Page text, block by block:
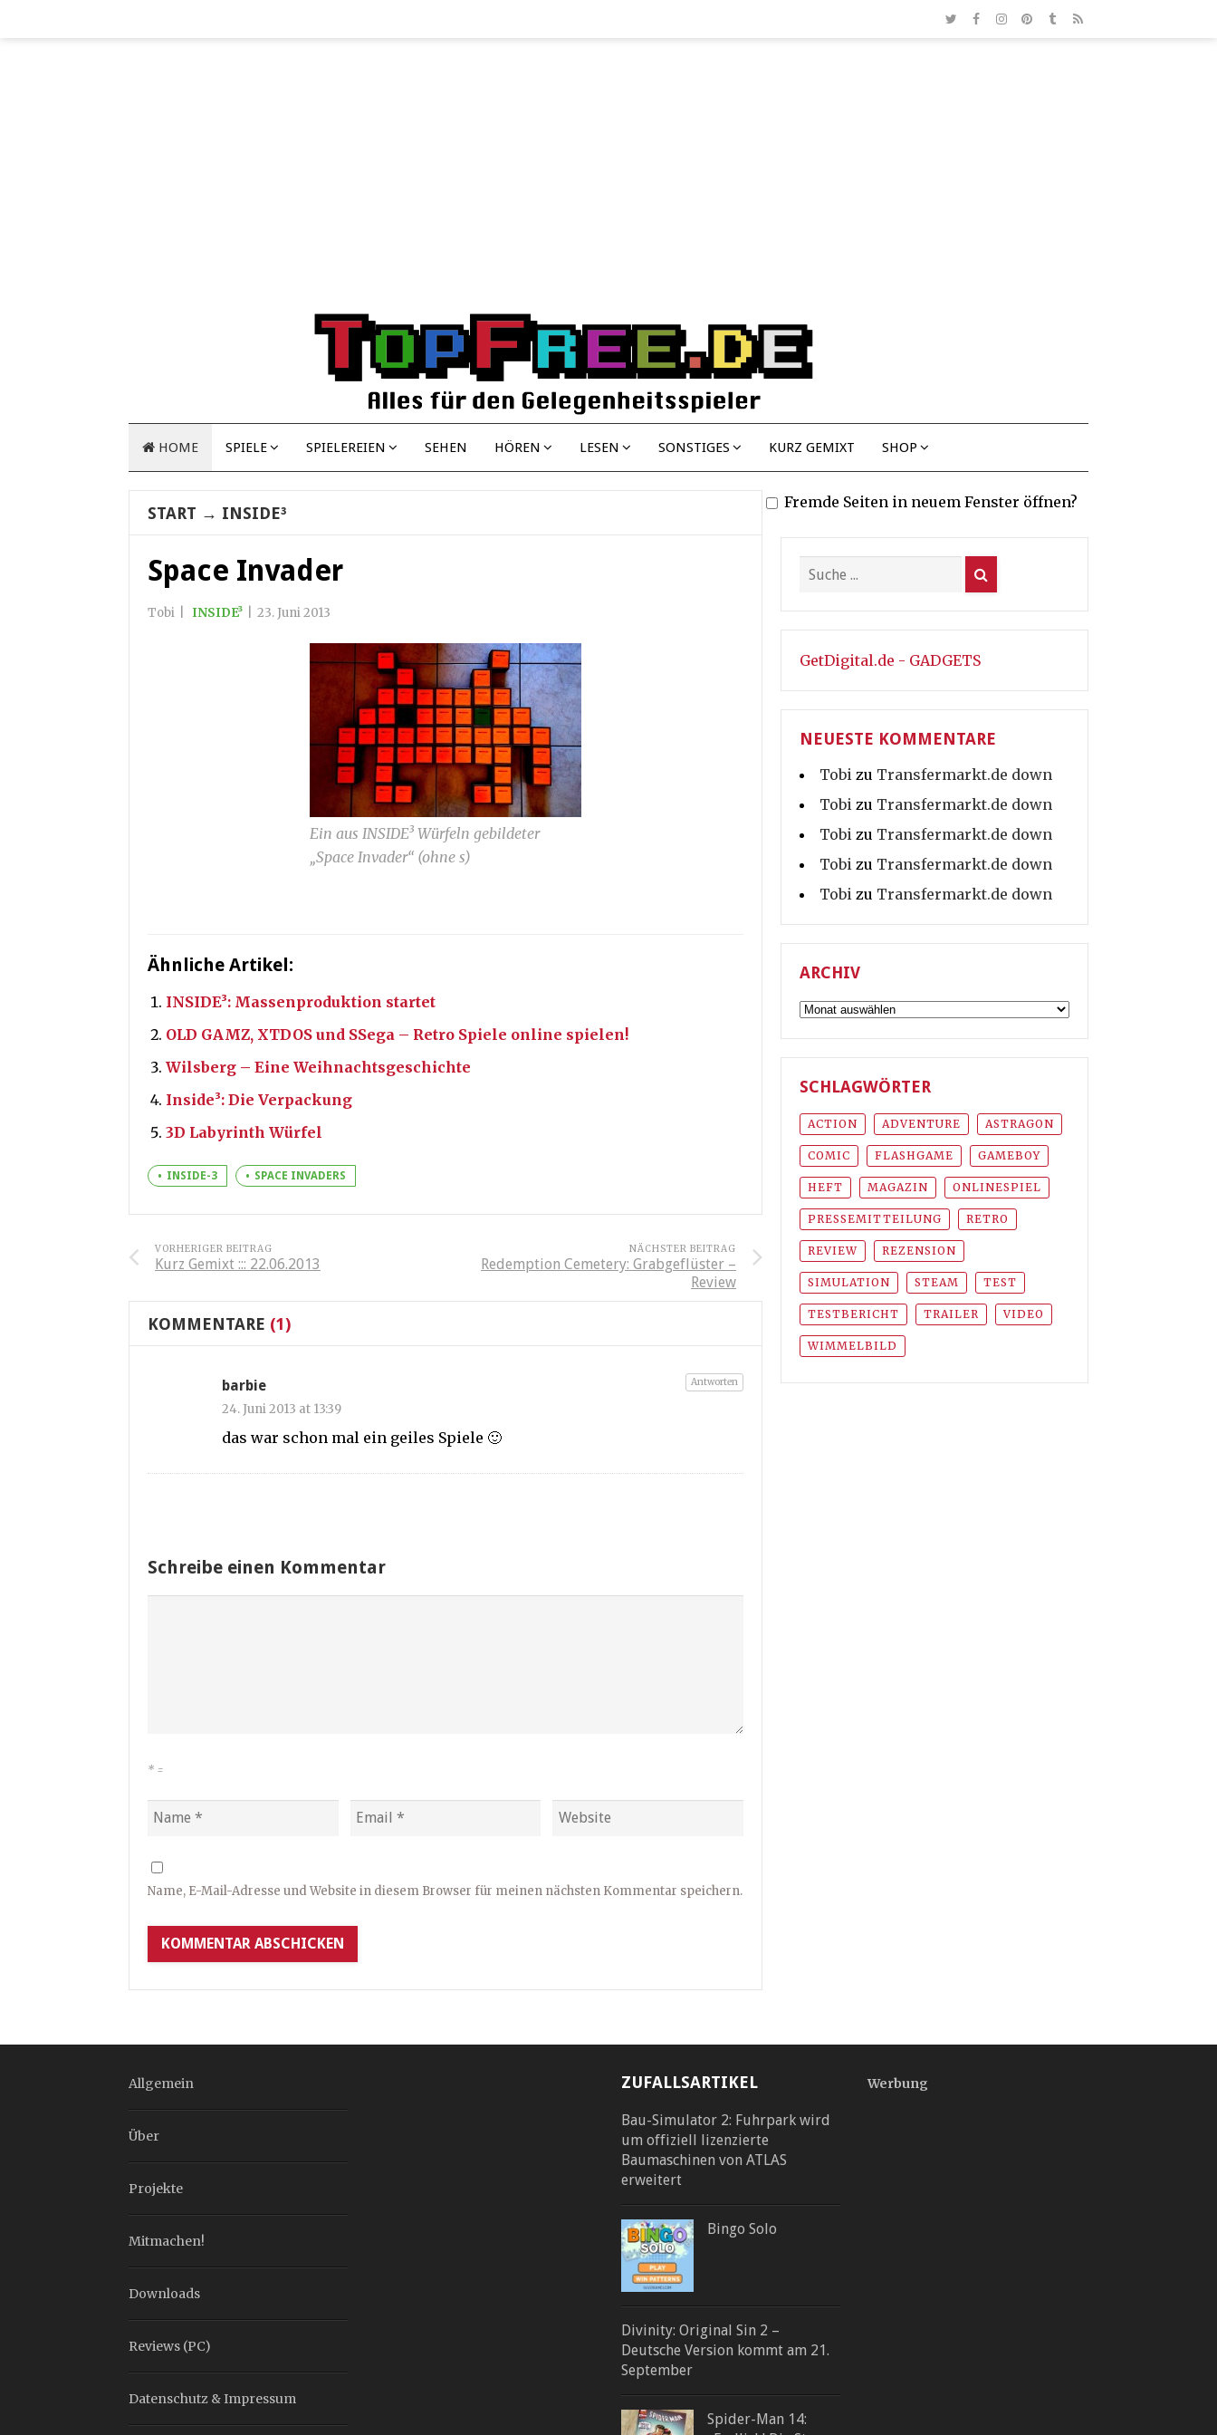
HOME SPIELE SPIELEREIEN SEHEN HÖREN LESEN SONSTIGES KURZ GEMIXT SHOP
START → INSIDE³
Space Invader
Tobi INSIDE³ 23. Juni 2013
Ein aus INSIDE³ Würfeln gebildeter
„Space Invader“ (ohne s)
Ähnliche Artikel:
INSIDE³: Massenproduktion startet
OLD GAMZ, XTDOS und SSega – Retro Spiele online spielen!
Wilsberg – Eine Weihnachtsgeschichte
Inside³: Die Verpackung
3D Labyrinth Würfel
INSIDE-3 SPACE INVADERS
VORHERIGER BEITRAG
Kurz Gemixt ::: 22.06.2013
NÄCHSTER BEITRAG
Redemption Cemetery: Grabgeflüster –
Review
KOMMENTARE (1)
barbie
24. Juni 2013 at 13:39
das war schon mal ein geiles Spiele 🙂
Antworten
Schreibe einen Kommentar
* =
Name, E-Mail-Adresse und Website in diesem Browser für meinen nächsten Kommentar speichern.
Fremde Seiten in neuem Fenster öffnen?
GetDigital.de - GADGETS
NEUESTE KOMMENTARE
Tobi zu Transfermarkt.de down
Tobi zu Transfermarkt.de down
Tobi zu Transfermarkt.de down
Tobi zu Transfermarkt.de down
Tobi zu Transfermarkt.de down
ARCHIV
Archiv
SCHLAGWÖRTER
ACTION ADVENTURE ASTRAGON
COMIC FLASHGAME GAMEBOY
HEFT MAGAZIN ONLINESPIEL
PRESSEMITTEILUNG RETRO
REVIEW REZENSION
SIMULATION STEAM TEST
TESTBERICHT TRAILER VIDEO
WIMMELBILD
Allgemein
Über
Projekte
Mitmachen!
Downloads
Reviews (PC)
Datenschutz & Impressum
ZUFALLSARTIKEL
Bau-Simulator 2: Fuhrpark wird
um offiziell lizenzierte
Baumaschinen von ATLAS
erweitert
Bingo Solo
Divinity: Original Sin 2 –
Deutsche Version kommt am 21.
September
Spider-Man 14:
Werbung